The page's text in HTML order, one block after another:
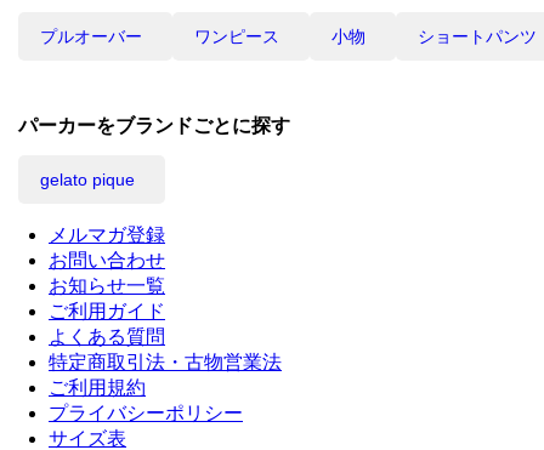
ショートパンツ
小物
ワンピース
プルオーバー
パーカーをブランドごとに探す
gelato pique
メルマガ登録
お問い合わせ
お知らせ一覧
ご利用ガイド
よくある質問
特定商取引法・古物営業法
ご利用規約
プライバシーポリシー
サイズ表